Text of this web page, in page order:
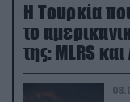
Η Τουρκία
το
της: MLRS